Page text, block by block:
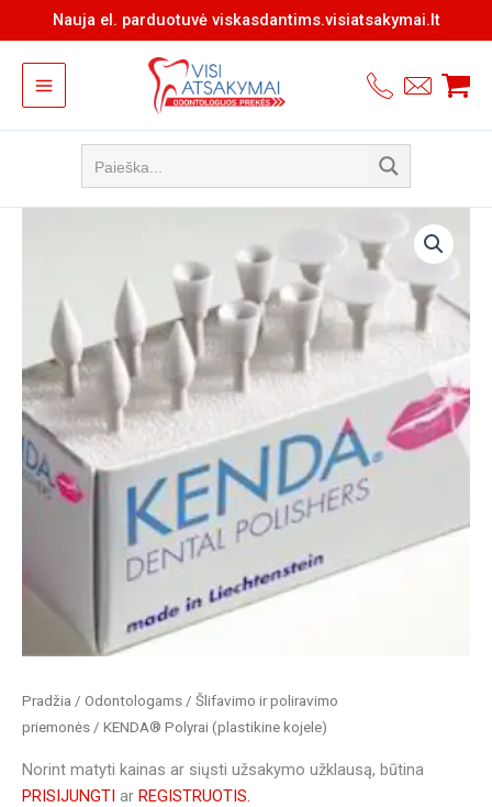
prie
turinio
Nauja el. parduotuvė viskasdantims.visiatsakymai.lt
Pradžia / Odontologams / Šlifavimo ir poliravimo
priemonės / KENDA® Polyrai (plastikine kojele)
Norint matyti kainas ar siųsti užsakymo užklausą, būtina
PRISIJUNGTI ar REGISTRUOTIS.